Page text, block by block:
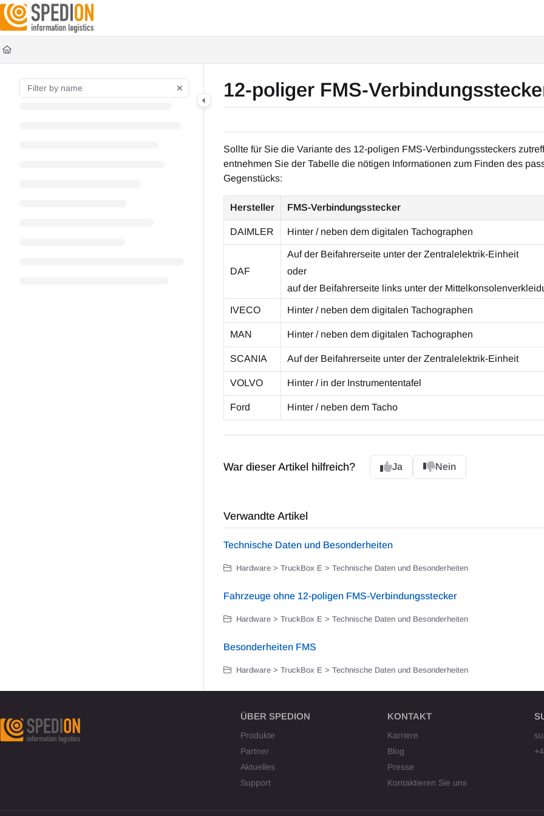
Documentation Index
Fetch the complete documentation index at:
Use this file to discover all available pages before exploring further.
12-poliger FMS-
Sollte für Sie die Variante des 12-poligen FMS-Verbindungssteckers
entnehmen Sie der Tabelle die nötigen Informationen zum Finden des
Gegenstücks:
Hersteller FMS-Verbindungsstecker
DAIMLER Hinter / neben dem digitalen Tachographen
DAF
Auf der Beifahrerseite unter der Zentralelektrik-Einheit
oder
auf der Beifahrerseite links unter der
IVECO Hinter / neben dem digitalen Tachographen
MAN Hinter / neben dem digitalen Tachographen
SCANIA Auf der Beifahrerseite unter der Zentralelektrik-Einheit
VOLVO Hinter / in der Instrumententafel
Ford Hinter / neben dem Tacho
War dieser Artikel hilfreich? Ja Nein
Verwandte Artikel
Technische Daten und Besonderheiten
Hardware > TruckBox E > Technische Daten und Besonderheiten
Fahrzeuge ohne 12-poligen FMS-Verbindungsstecker
Hardware > TruckBox E > Technische Daten und Besonderheiten
Besonderheiten FMS
Hardware > TruckBox E > Technische Daten und Besonderheiten
ÜBER SPEDION
Produkte
Partner
Aktuelles
Support
KONTAKT
Karriere
Blog
Presse
Kontaktieren Sie uns